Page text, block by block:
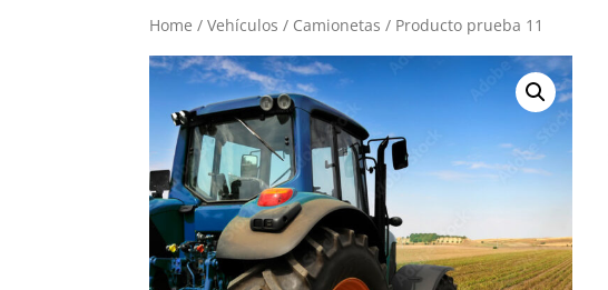
Home /Vehículos / Camionetas / Producto prueba 11